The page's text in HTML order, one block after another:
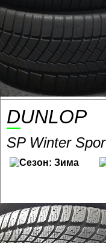
DUNLOP
SP Winter